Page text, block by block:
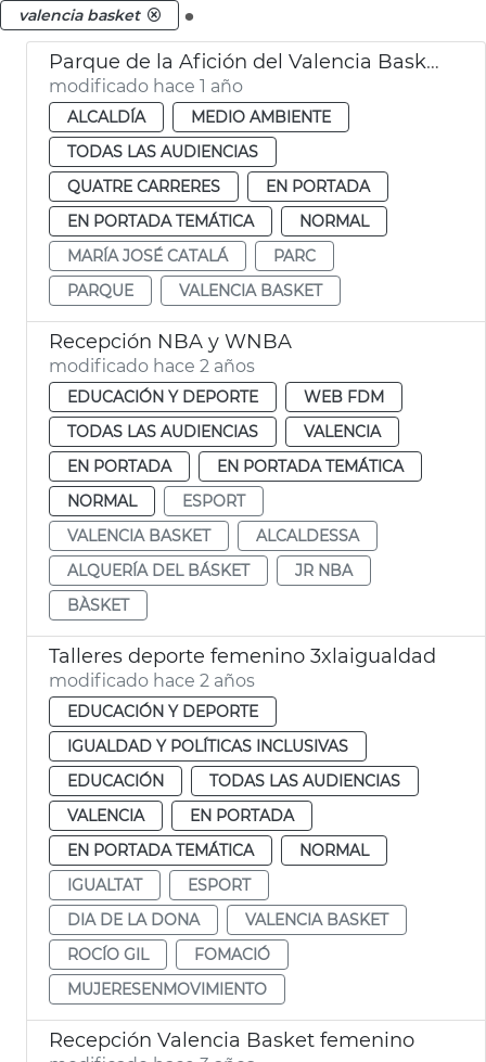
valencia basket
Parque de la Afición del Valencia Basket
modificado hace 1 año
ALCALDÍA
MEDIO AMBIENTE
TODAS LAS AUDIENCIAS
QUATRE CARRERES
EN PORTADA
EN PORTADA TEMÁTICA
NORMAL
MARÍA JOSÉ CATALÁ
PARC
PARQUE
VALENCIA BASKET
Recepción NBA y WNBA
modificado hace 2 años
EDUCACIÓN Y DEPORTE
WEB FDM
TODAS LAS AUDIENCIAS
VALENCIA
EN PORTADA
EN PORTADA TEMÁTICA
NORMAL
ESPORT
VALENCIA BASKET
ALCALDESSA
ALQUERÍA DEL BÁSKET
JR NBA
BÀSKET
Talleres deporte femenino 3xlaigualdad
modificado hace 2 años
EDUCACIÓN Y DEPORTE
IGUALDAD Y POLÍTICAS INCLUSIVAS
EDUCACIÓN
TODAS LAS AUDIENCIAS
VALENCIA
EN PORTADA
EN PORTADA TEMÁTICA
NORMAL
IGUALTAT
ESPORT
DIA DE LA DONA
VALENCIA BASKET
ROCÍO GIL
FOMACIÓ
MUJERESENMOVIMIENTO
Recepción Valencia Basket femenino